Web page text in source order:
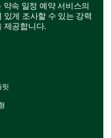
예약하는 대체 방법을
속 일정 예약 서비스의
게 조사할 수 있는 강력
제공합니다.